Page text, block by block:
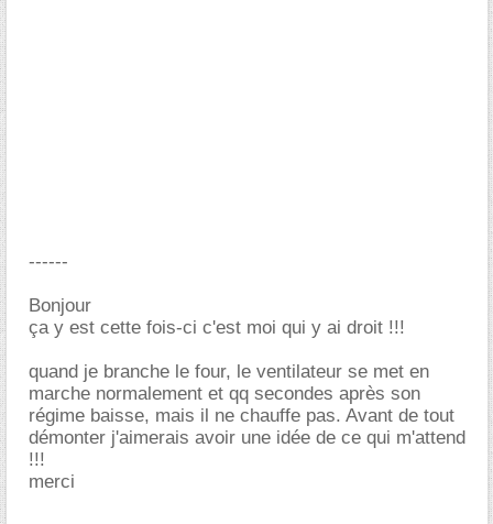
------
Bonjour
ça y est cette fois-ci c'est moi qui y ai droit !!!
quand je branche le four, le ventilateur se met en
marche normalement et qq secondes après son
régime baisse, mais il ne chauffe pas. Avant de tout
démonter j'aimerais avoir une idée de ce qui m'attend
!!!
merci